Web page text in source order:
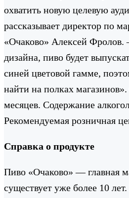
охватить новую целевую
рассказывает директор по
«Очаково» Алексей Фролов.
дизайна, пиво будет
синей цветовой гамме,
найти на полках
месяцев. Содержание
Рекомендуемая розничная
Справка о продукте
Пиво «Очаково» — главная
существует уже более 10